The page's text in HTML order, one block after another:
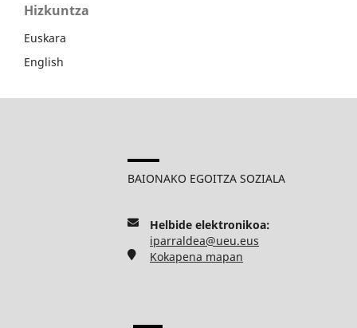
Hizkuntza
Euskara
English
BAIONAKO EGOITZA SOZIALA
Helbide elektronikoa:
iparraldea@ueu.eus
Kokapena mapan